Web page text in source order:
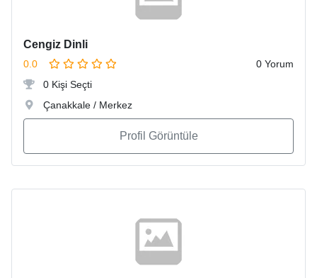
Cengiz Dinli
0.0
0 Yorum
0 Kişi Seçti
Çanakkale / Merkez
Profil Görüntüle